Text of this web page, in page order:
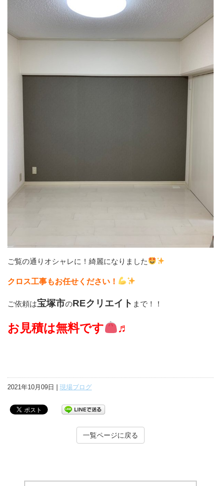
ご覧の通りオシャレに！綺麗になりました
クロス工事もお任せください！
ご依頼は宝塚市のREクリエイト まで！！
お見積は無料です ♬
2021年10月09日 | 現場ブログ
一覧ページに戻る